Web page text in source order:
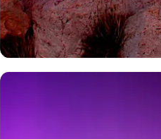
地球 日没 青い 海岸 自然